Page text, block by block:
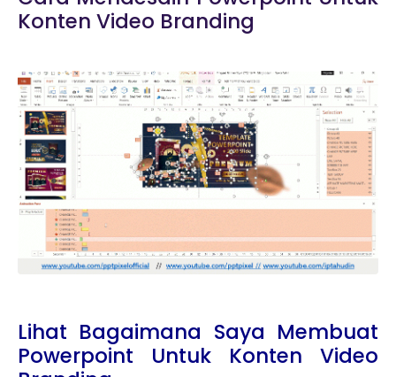
Konten Video Branding
Lihat Bagaimana Saya Membuat
Powerpoint Untuk Konten Video